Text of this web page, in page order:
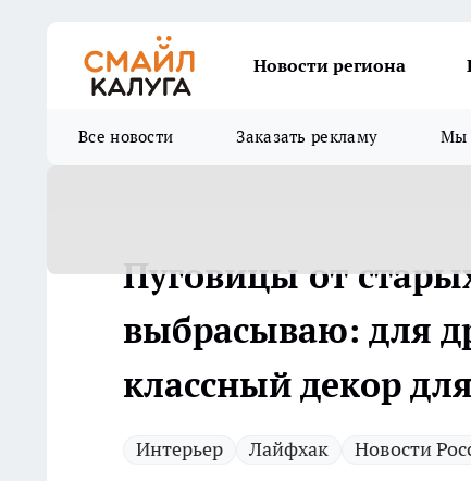
Новости региона
Все новости Заказать рекламу Мы
Пуговицы от
выбрасываю: для
классный декор
Интерьер Лайфхак Новости